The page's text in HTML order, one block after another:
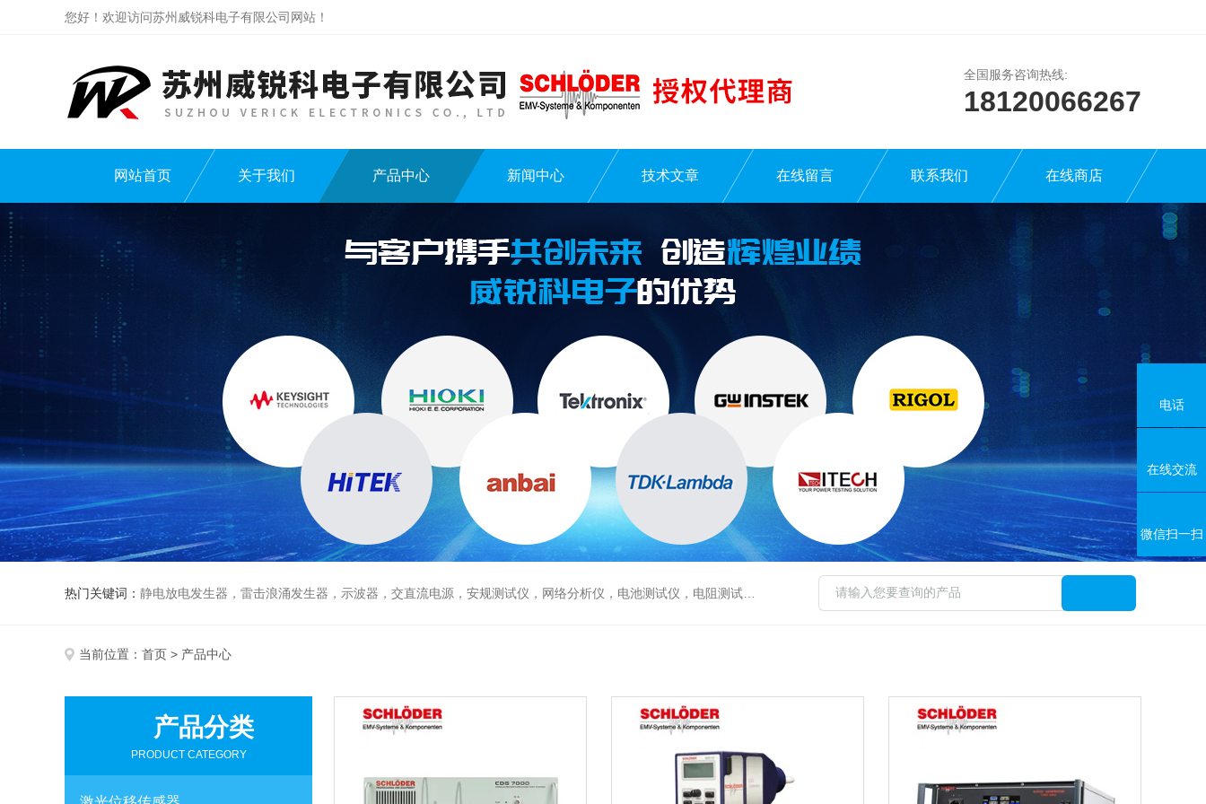
您好！欢迎访问苏州威锐科电子有限公司网站！
全国服务咨询热线:
18120066267
网站首页 关于我们 产品中心 新闻中心 技术文章 在线留言 联系我们 在线商店
热门关键词： 静电放电发生器，雷击浪涌发生器，示波器，交直流电源，安规测试仪，网络分析仪，电池测试仪，电阻测试仪，数据采集仪
当前位置： 首页 > 产品中心
产品分类
PRODUCT CATEGORY
电话
在线交流
微信扫一扫